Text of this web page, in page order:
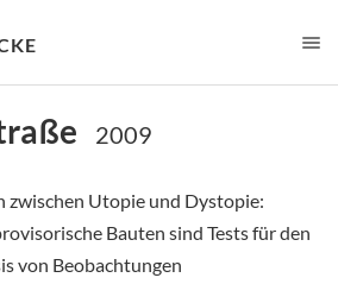
2009
zwischen Utopie und Dystopie:
Bauten sind Tests für den
von Beobachtungen